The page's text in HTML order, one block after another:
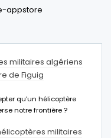
militaires algériens
de Figuig
qu’un hélicoptère
notre frontière ?
militaires